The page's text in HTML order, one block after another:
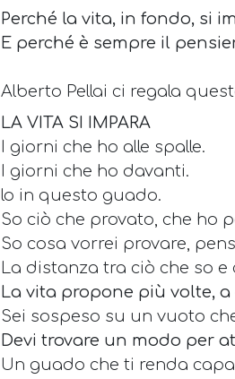
Perché la vita, in fondo, si
E perché è sempre il
Alberto Pellai ci regala
LA VITA SI IMPARA
I giorni che ho alle spalle.
I giorni che ho davanti.
lo in questo guado.
So ciò che provato, che ho
So cosa vorrei provare,
La distanza tra ciò che so
La vita propone più volte,
Sei sospeso su un vuoto
Devi trovare un modo per
Un guado che ti renda